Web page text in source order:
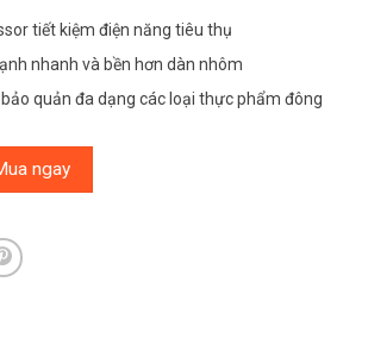
tiết kiệm điện năng tiêu thụ
nhanh và bền hơn dàn nhôm
quản đa dạng các loại thực phẩm đông
lít VH-4099A2KD số lượng
ngay